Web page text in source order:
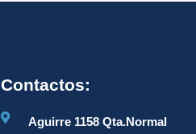
Contactos:
Aguirre 1158 Qta.Normal